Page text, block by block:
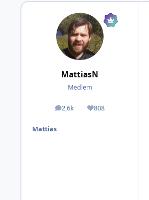
MattiasN
Medlem
2,6k
Inlägg 808
Omdöme
Mattias